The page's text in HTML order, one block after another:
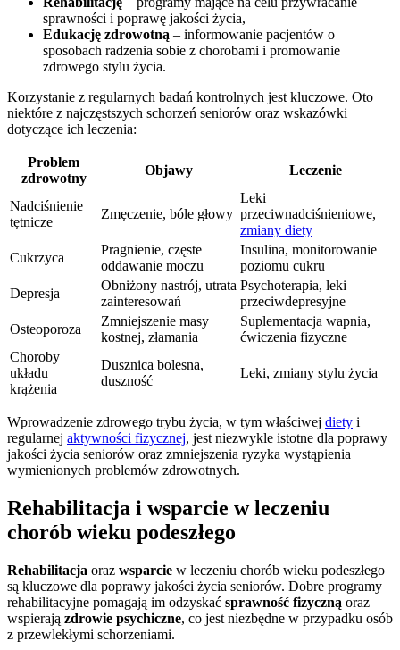
sprawności i poprawę jakości życia,
Edukację zdrowotną – informowanie pacjentów o
sposobach radzenia sobie z chorobami i promowanie
zdrowego stylu życia.
Korzystanie z regularnych badań kontrolnych jest kluczowe. Oto
niektóre z najczęstszych schorzeń seniorów oraz wskazówki
dotyczące ich leczenia:
Problem
zdrowotny
Objawy Leczenie
Nadciśnienie
tętnicze
Zmęczenie, bóle głowy
Leki
przeciwnadciśnieniowe,
zmiany diety
Cukrzyca
Pragnienie, częste
oddawanie moczu
Insulina, monitorowanie
poziomu cukru
Depresja
Obniżony nastrój, utrata
zainteresowań
Psychoterapia, leki
przeciwdepresyjne
Osteoporoza
Zmniejszenie masy
kostnej, złamania
Suplementacja wapnia,
ćwiczenia fizyczne
Choroby
układu
krążenia
Dusznica bolesna,
duszność
Leki, zmiany stylu życia
Wprowadzenie zdrowego trybu życia, w tym właściwej diety i
regularnej aktywności fizycznej, jest niezwykle istotne dla poprawy
jakości życia seniorów oraz zmniejszenia ryzyka wystąpienia
wymienionych problemów zdrowotnych.
Rehabilitacja i wsparcie w leczeniu
chorób wieku podeszłego
Rehabilitacja oraz wsparcie w leczeniu chorób wieku podeszłego
są kluczowe dla poprawy jakości życia seniorów. Dobre programy
rehabilitacyjne pomagają im odzyskać sprawność fizyczną oraz
wspierają zdrowie psychiczne, co jest niezbędne w przypadku osób
z przewlekłymi schorzeniami.